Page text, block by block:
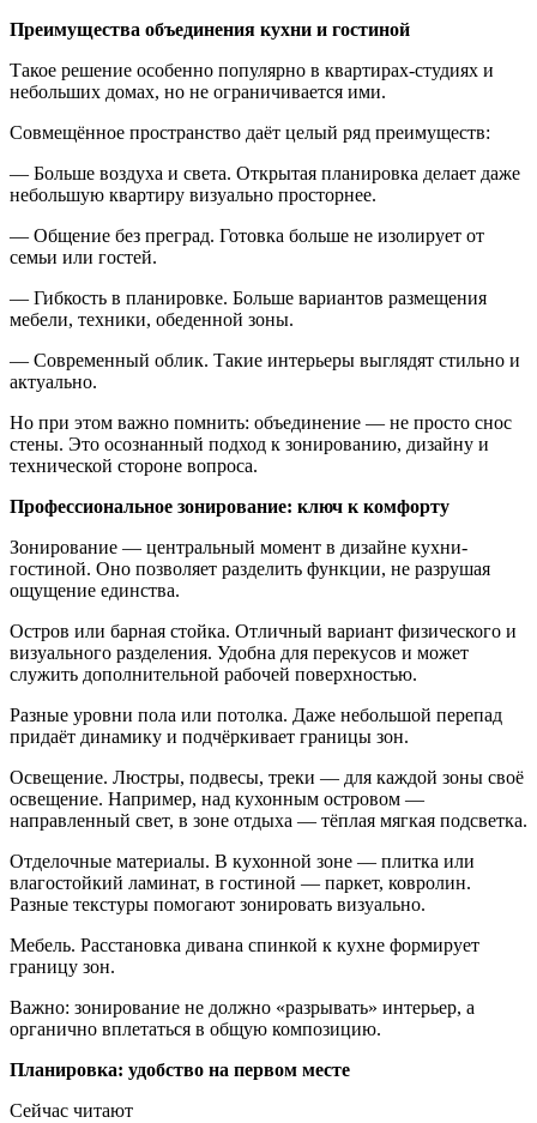
Преимущества объединения кухни и гостиной
Такое решение особенно популярно в квартирах-студиях и
небольших домах, но не ограничивается ими.
Совмещённое пространство даёт целый ряд преимуществ:
— Больше воздуха и света. Открытая планировка делает даже
небольшую квартиру визуально просторнее.
— Общение без преград. Готовка больше не изолирует от
семьи или гостей.
— Гибкость в планировке. Больше вариантов размещения
мебели, техники, обеденной зоны.
— Современный облик. Такие интерьеры выглядят стильно и
актуально.
Но при этом важно помнить: объединение — не просто снос
стены. Это осознанный подход к зонированию, дизайну и
технической стороне вопроса.
Профессиональное зонирование: ключ к комфорту
Зонирование — центральный момент в дизайне кухни-
гостиной. Оно позволяет разделить функции, не разрушая
ощущение единства.
Остров или барная стойка. Отличный вариант физического и
визуального разделения. Удобна для перекусов и может
служить дополнительной рабочей поверхностью.
Разные уровни пола или потолка. Даже небольшой перепад
придаёт динамику и подчёркивает границы зон.
Освещение. Люстры, подвесы, треки — для каждой зоны своё
освещение. Например, над кухонным островом —
направленный свет, в зоне отдыха — тёплая мягкая подсветка.
Отделочные материалы. В кухонной зоне — плитка или
влагостойкий ламинат, в гостиной — паркет, ковролин.
Разные текстуры помогают зонировать визуально.
Мебель. Расстановка дивана спинкой к кухне формирует
границу зон.
Важно: зонирование не должно «разрывать» интерьер, а
органично вплетаться в общую композицию.
Планировка: удобство на первом месте
Сейчас читают